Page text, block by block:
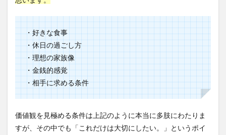
・好きな食事
・休日の過ごし方
・理想の家族像
・金銭的感覚
・相手に求める条件
価値観を見極める条件は上記のように本当に多肢にわたりま
すが、その中でも「これだけは大切にしたい。」というポイ